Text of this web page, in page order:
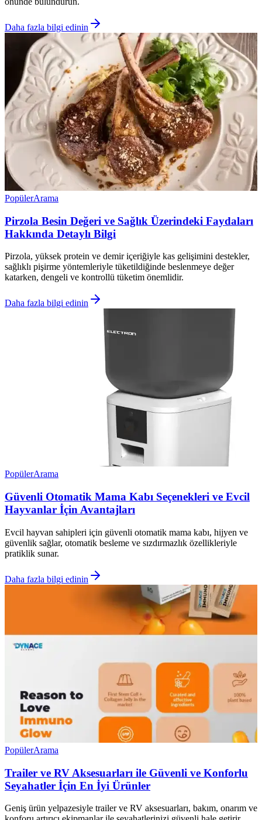
Daha fazla bilgi edinin
PopülerArama
Pirzola Besin Değeri ve Sağlık Üzerindeki Faydaları
Hakkında Detaylı Bilgi
Pirzola, yüksek protein ve demir içeriğiyle kas gelişimini destekler,
sağlıklı pişirme yöntemleriyle tüketildiğinde beslenmeye değer
katarken, dengeli ve kontrollü tüketim önemlidir.
Daha fazla bilgi edinin
PopülerArama
Güvenli Otomatik Mama Kabı Seçenekleri ve Evcil
Hayvanlar İçin Avantajları
Evcil hayvan sahipleri için güvenli otomatik mama kabı, hijyen ve
güvenlik sağlar, otomatik besleme ve sızdırmazlık özellikleriyle
pratiklik sunar.
Daha fazla bilgi edinin
PopülerArama
Trailer ve RV Aksesuarları ile Güvenli ve Konforlu
Seyahatler İçin En İyi Ürünler
Geniş ürün yelpazesiyle trailer ve RV aksesuarları, bakım, onarım ve